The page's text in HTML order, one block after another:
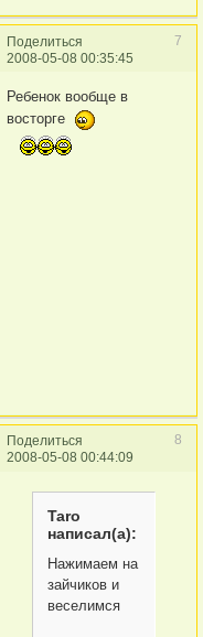
Поделиться
7
2008-05-08 00:35:45
Ребенок вообще в
восторге
Поделиться
8
2008-05-08 00:44:09
Taro
написал(а):
Нажимаем на
зайчиков и
веселимся